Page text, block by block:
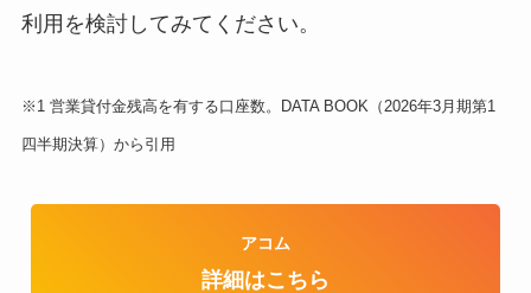
利用を検討してみてください。
※1 営業貸付金残高を有する口座数。DATA BOOK（2026年3月期第1
四半期決算）から引用
アコム
詳細はこちら